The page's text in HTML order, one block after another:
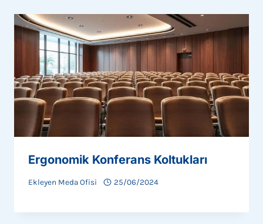
Ergonomik Konferans Koltukları
Ekleyen Meda Ofisi 25/06/2024